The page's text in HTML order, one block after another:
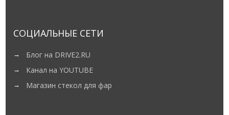
СОЦИАЛЬНЫЕ СЕТИ
Блог на DRIVE2.RU
Канал на YOUTUBE
Магазин стекол для фар